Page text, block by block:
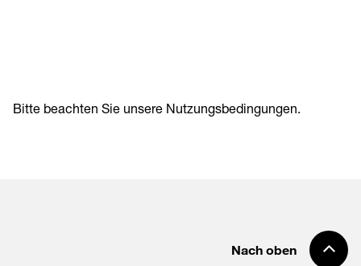
Bitte beachten Sie unsere Nutzungsbedingungen.
Nach oben